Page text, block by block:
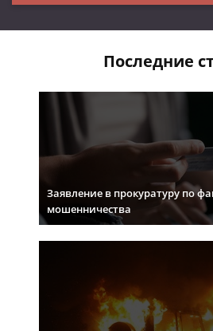
Последние
Заявление в прокуратуру по
мошенничества